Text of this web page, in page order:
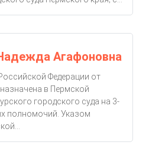
Агафоновна
Федерации от
в Пермской
городского суда на 3-
полномочий. Указом